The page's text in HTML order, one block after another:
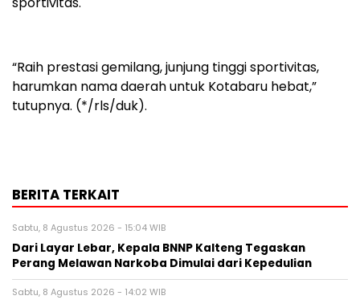
“Raih prestasi gemilang, junjung tinggi sportivitas,
harumkan nama daerah untuk Kotabaru hebat,”
tutupnya. (*/rls/duk).
BERITA TERKAIT
Sabtu, 8 Agustus 2026 - 15:04 WIB
Dari Layar Lebar, Kepala BNNP Kalteng Tegaskan
Perang Melawan Narkoba Dimulai dari Kepedulian
Sabtu, 8 Agustus 2026 - 14:02 WIB